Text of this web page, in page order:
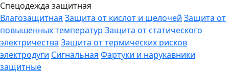
Спецодежда защитная
Влагозащитная Защита от кислот и щелочей Защита от
повышенных температур Защита от статического
электричества Защита от термических рисков
электродуги Сигнальная Фартуки и нарукавники
защитные